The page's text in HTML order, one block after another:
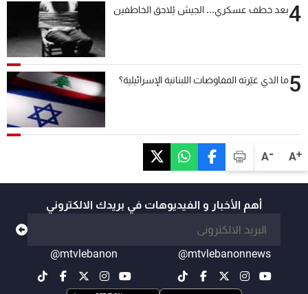
A+
A-
4بعد خطف عسكري... الجيش يُلاحق الخاطفين
5ما الذي غيّرته المفاوضات اللبنانية الإسرائيلية؟
أهم الأخبار و الفيديوهات في بريدك الالكتروني
@mtvlebanonnews
@mtvlebanon